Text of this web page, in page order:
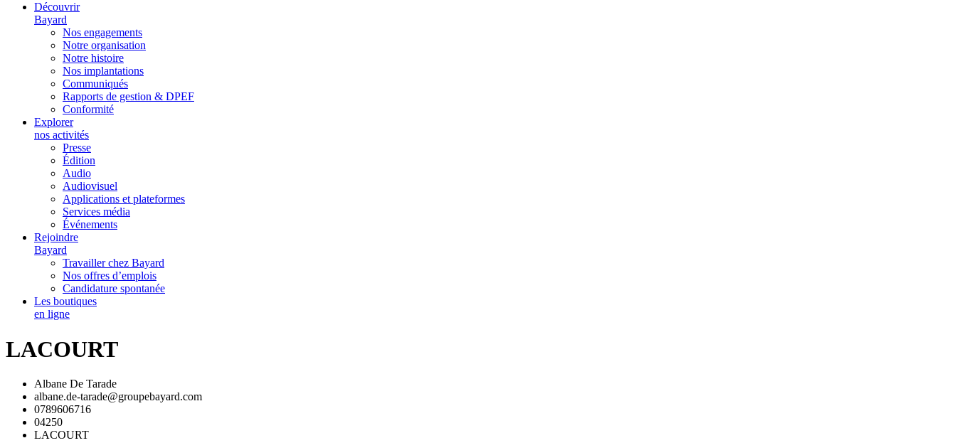
Découvrir
Bayard
Nos engagements
Notre organisation
Notre histoire
Nos implantations
Communiqués
Rapports de gestion & DPEF
Conformité
Explorer
nos activités
Presse
Édition
Audio
Audiovisuel
Applications et plateformes
Services média
Événements
Rejoindre
Bayard
Travailler chez Bayard
Nos offres d’emplois
Candidature spontanée
Les boutiques
en ligne
LACOURT
Albane De Tarade
albane.de-tarade@groupebayard.com
0789606716
04250
LACOURT